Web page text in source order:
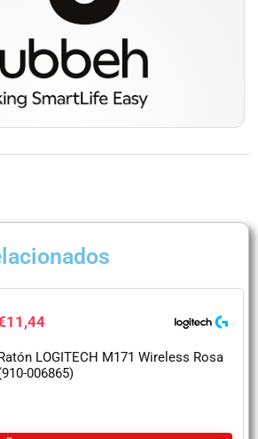
11,44
Ratón LOGITECH M171 Wireless Rosa
006865)